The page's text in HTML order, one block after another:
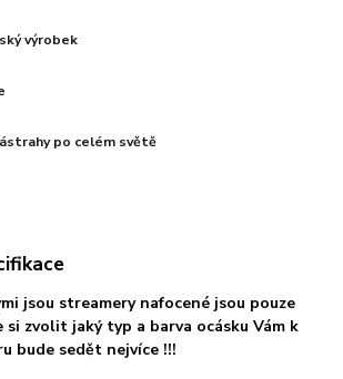
výrobek
po celém světě
jsou streamery nafocené jsou pouze
zvolit jaký typ a barva ocásku Vám k
bude sedět nejvíce !!!